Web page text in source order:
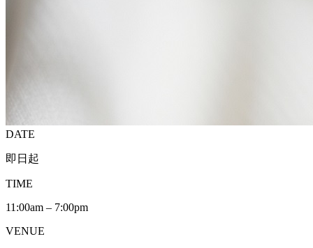
DATE
即日起
TIME
11:00am – 7:00pm
VENUE